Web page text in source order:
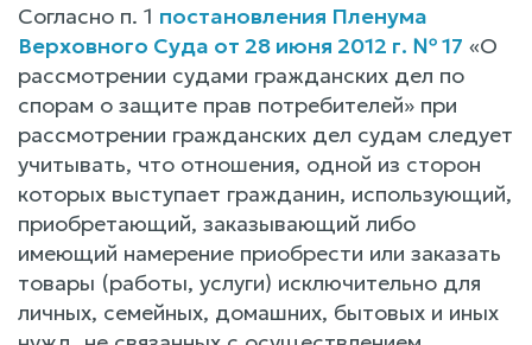
Согласно п. 1 постановления Пленума
Верховного Суда от 28 июня 2012 г. № 17 «О
рассмотрении судами гражданских дел по
спорам о защите прав потребителей» при
рассмотрении гражданских дел судам следует
учитывать, что отношения, одной из сторон
которых выступает гражданин, использующий,
приобретающий, заказывающий либо
имеющий намерение приобрести или заказать
товары (работы, услуги) исключительно для
личных, семейных, домашних, бытовых и иных